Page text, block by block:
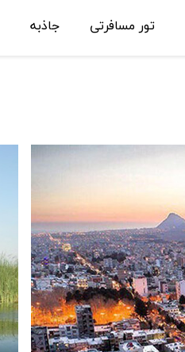
تور مسافرتی جاذبه